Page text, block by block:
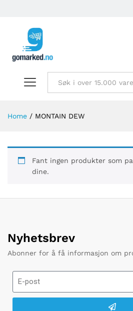
Home / MONTAIN DEW
Fant ingen produkter som
dine.
Nyhetsbrev
Abonner for å få informasjon om